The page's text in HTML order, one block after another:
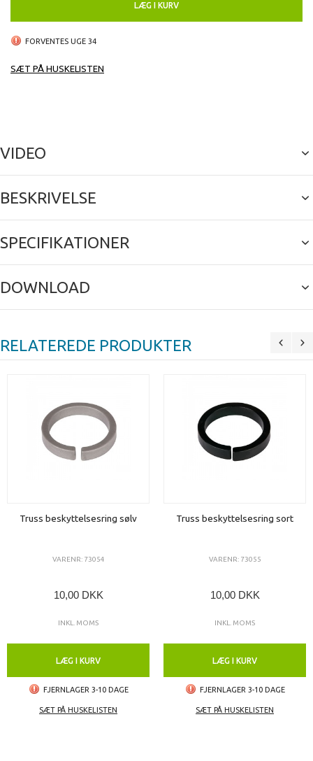
LÆG I KURV
FORVENTES UGE 34
SÆT PÅ HUSKELISTEN
VIDEO
BESKRIVELSE
SPECIFIKATIONER
DOWNLOAD
RELATEREDE PRODUKTER
Truss beskyttelsesring sølv
VARENR: 73054
10,00 DKK
INKL. MOMS
LÆG I KURV
FJERNLAGER 3-10 DAGE
SÆT PÅ HUSKELISTEN
Truss beskyttelsesring sort
VARENR: 73055
10,00 DKK
INKL. MOMS
LÆG I KURV
FJERNLAGER 3-10 DAGE
SÆT PÅ HUSKELISTEN